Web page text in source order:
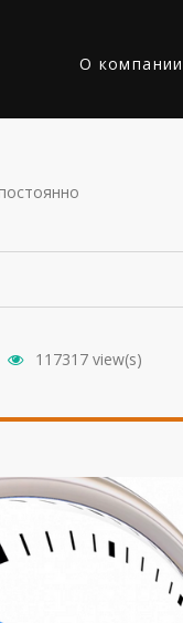
О компании
117317 view(s)